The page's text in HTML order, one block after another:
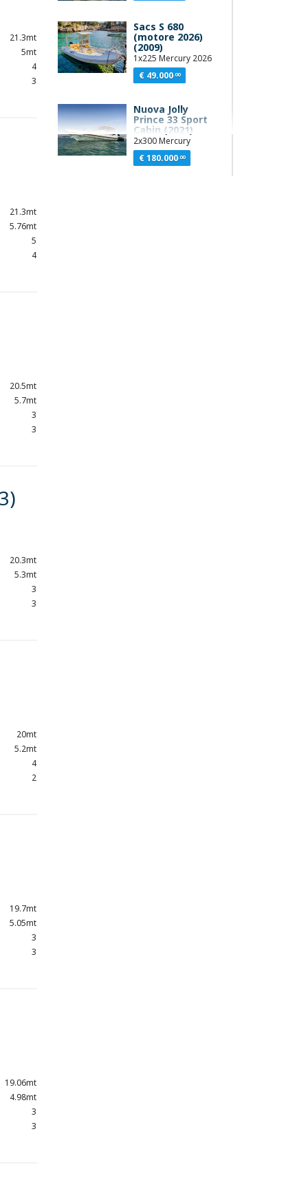
21.3mt
5mt
4
3
21.3mt
5.76mt
5
4
20.5mt
5.7mt
3
3
20.3mt
5.3mt
3
3
20mt
5.2mt
4
2
19.7mt
5.05mt
3
3
19.06mt
4.98mt
3
3
Sacs S 680
(motore 2026)
(2009)
1x225 Mercury 2026
€ 49.000.00
Nuova Jolly
Prince 33 Sport
Cabin (2021)
2x300 Mercury
€ 180.000.00